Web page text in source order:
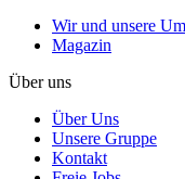
Wir und unsere
Magazin
Über uns
Über Uns
Unsere Gruppe
Kontakt